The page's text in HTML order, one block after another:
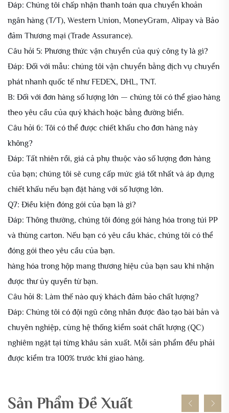
Đáp: Chúng tôi chấp nhận thanh toán qua chuyển khoản
ngân hàng (T/T), Western Union, MoneyGram, Alipay và Bảo
đảm Thương mại (Trade Assurance).
Câu hỏi 5: Phương thức vận chuyển của quý công ty là gì?
Đáp: Đối với mẫu: chúng tôi vận chuyển bằng dịch vụ chuyển
phát nhanh quốc tế như FEDEX, DHL, TNT.
B: Đối với đơn hàng số lượng lớn — chúng tôi có thể giao hàng
theo yêu cầu của quý khách hoặc bằng đường biển.
Câu hỏi 6: Tôi có thể được chiết khấu cho đơn hàng này
không?
Đáp: Tất nhiên rồi, giá cả phụ thuộc vào số lượng đơn hàng
của bạn; chúng tôi sẽ cung cấp mức giá tốt nhất và áp dụng
chiết khấu nếu bạn đặt hàng với số lượng lớn.
Q7: Điều kiện đóng gói của bạn là gì?
Đáp: Thông thường, chúng tôi đóng gói hàng hóa trong túi PP
và thùng carton. Nếu bạn có yêu cầu khác, chúng tôi có thể
đóng gói theo yêu cầu của bạn.
hàng hóa trong hộp mang thương hiệu của bạn sau khi nhận
được thư ủy quyền từ bạn.
Câu hỏi 8: Làm thế nào quý khách đảm bảo chất lượng?
Đáp: Chúng tôi có đội ngũ công nhân được đào tạo bài bản và
chuyên nghiệp, cùng hệ thống kiểm soát chất lượng (QC)
nghiêm ngặt tại từng khâu sản xuất. Mỗi sản phẩm đều phải
được kiểm tra 100% trước khi giao hàng.
Sản Phẩm Đề Xuất